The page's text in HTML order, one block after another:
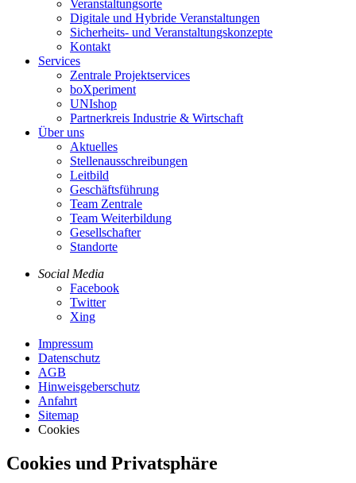
Veranstaltungsorte
Digitale und Hybride Veranstaltungen
Sicherheits- und Veranstaltungskonzepte
Kontakt
Services
Zentrale Projektservices
boXperiment
UNIshop
Partnerkreis Industrie & Wirtschaft
Über uns
Aktuelles
Stellenausschreibungen
Leitbild
Geschäftsführung
Team Zentrale
Team Weiterbildung
Gesellschafter
Standorte
Social Media
Facebook
Twitter
Xing
Impressum
Datenschutz
AGB
Hinweisgeberschutz
Anfahrt
Sitemap
Cookies
Cookies und Privatsphäre